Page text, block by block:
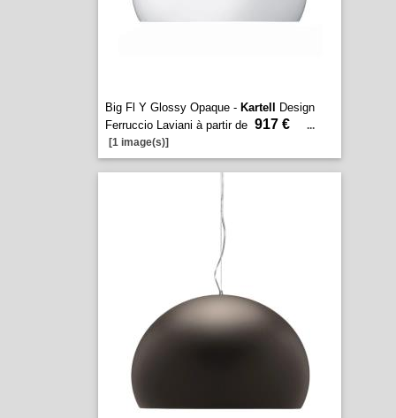
Big Fl Y Glossy Opaque - Kartell
Design
Ferruccio Laviani à partir de 917 €
...
[1 image(s)]